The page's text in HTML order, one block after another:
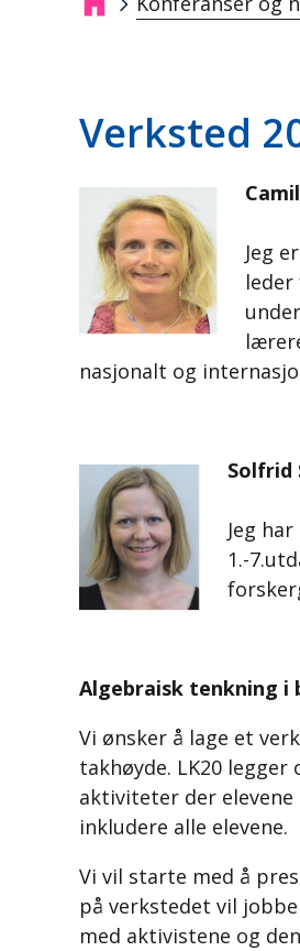
Verksted
Jeg
nasjonalt og
Solfrid
Jeg
1.-
Algebraisk tenkning i
Vi ønsker å lage et
takhøyde. LK20
aktiviteter der
inkludere alle elevene.
Vi vil starte med å
på verkstedet vil
med aktivistene og